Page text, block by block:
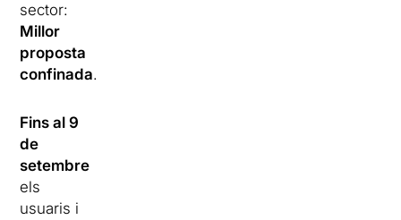
sector:
Millor
proposta
confinada.
Fins al 9
de
setembre
els
usuaris i